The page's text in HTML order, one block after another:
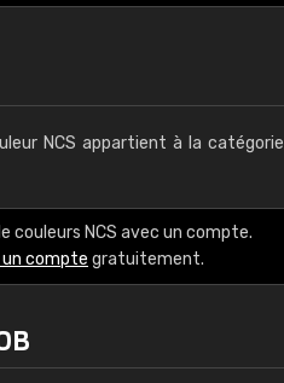
NCS appartient à la catégorie
couleurs NCS avec un compte.
compte gratuitement.